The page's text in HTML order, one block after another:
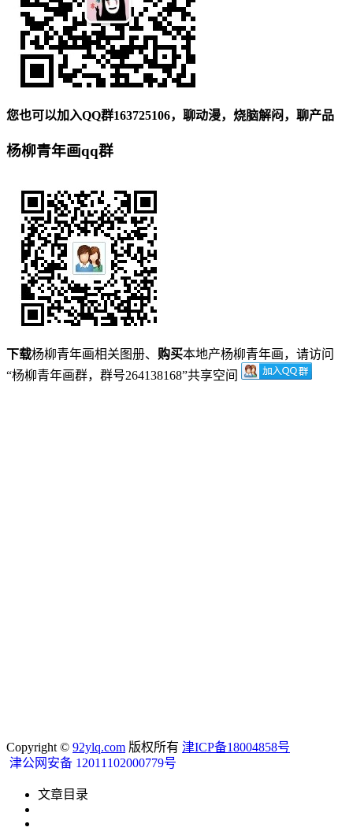
您也可以加入QQ群163725106，聊动漫，烧脑解闷，聊产品
杨柳青年画qq群
下载杨柳青年画相关图册、 购买本地产杨柳青年画，请访问
“杨柳青年画群，群号264138168”共享空间
Copyright © 92ylq.com 版权所有 津ICP备18004858号
津公网安备 12011102000779号
文章目录